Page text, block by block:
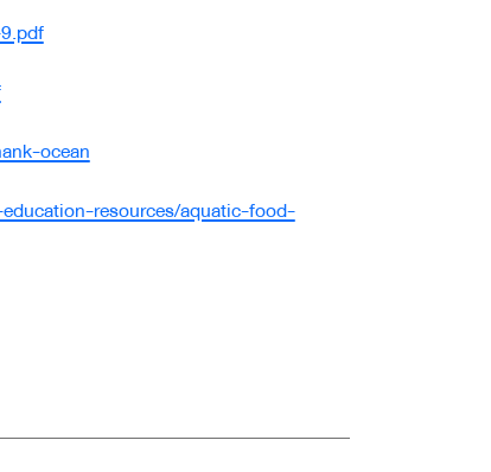
ocean
resources/aquatic-food-